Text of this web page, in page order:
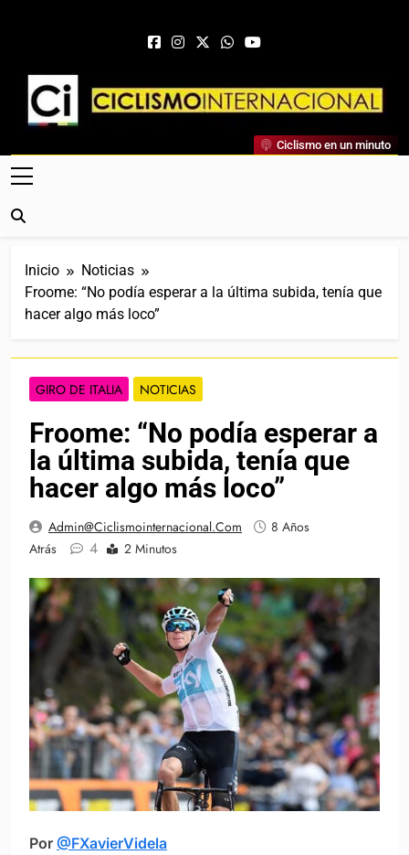
Ciclismo Internacional
Web Dedicada Al Ciclismo Mundial. Entrevistas, Análisis,
Crónicas, Previas Y Más. La Web Ciclista De Referencia.
Ciclismo en un minuto
Inicio
Noticias
Froome: “No podía esperar a la última subida, tenía que
hacer algo más loco”
GIRO DE ITALIA NOTICIAS
Froome: “No podía esperar a
la última subida, tenía que
hacer algo más loco”
Admin@ciclismointernacional.com
8 Años
Atrás
4 2 Minutos
Por @FXavierVidela